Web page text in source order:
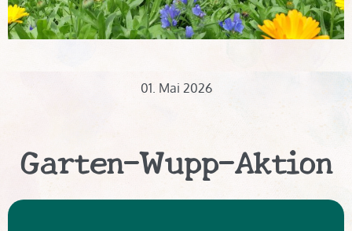
01. Mai 2026
Garten-Wupp-Aktion